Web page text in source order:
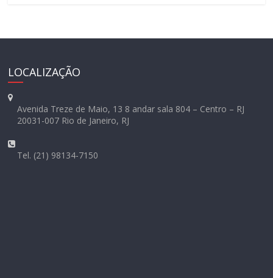
LOCALIZAÇÃO
Avenida Treze de Maio, 13 8 andar sala 804 – Centro – RJ
20031-007 Rio de Janeiro, RJ
Tel. (21) 98134-7150